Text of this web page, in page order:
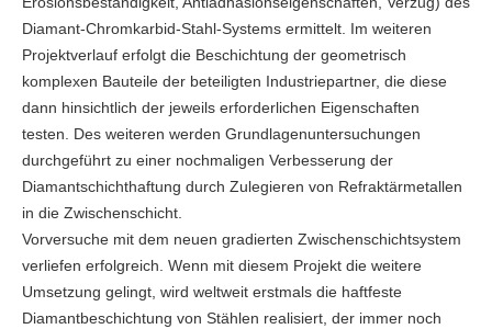
Diamant-Chromkarbid-Stahl-Systems ermittelt. Im weiteren
Projektverlauf erfolgt die Beschichtung der geometrisch
komplexen Bauteile der beteiligten Industriepartner, die diese
dann hinsichtlich der jeweils erforderlichen Eigenschaften
testen. Des weiteren werden Grundlagenuntersuchungen
durchgeführt zu einer nochmaligen Verbesserung der
Diamantschichthaftung durch Zulegieren von Refraktärmetallen
in die Zwischenschicht.
Vorversuche mit dem neuen gradierten Zwischenschichtsystem
verliefen erfolgreich. Wenn mit diesem Projekt die weitere
Umsetzung gelingt, wird weltweit erstmals die haftfeste
Diamantbeschichtung von Stählen realisiert, der immer noch